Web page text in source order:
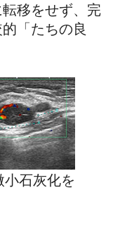
移をせず、完
「たちの良
石灰化を